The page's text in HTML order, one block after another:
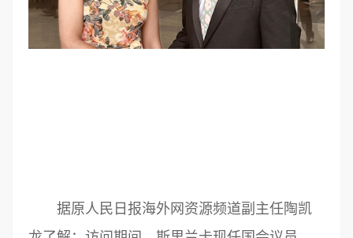
据原人民日报海外网资源频道副主任陶凯